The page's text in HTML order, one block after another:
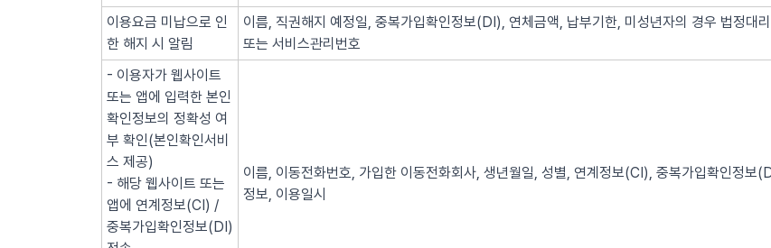
이용요금 미납으로 인
한 해지 시 알림
이름, 직권해지 예정일, 중복가입확인정보(DI), 연체금액, 납부기한, 미성년자의 경우 법정대
또는 서비스관리번호
- 이용자가 웹사이트
또는 앱에 입력한 본인
확인정보의 정확성 여
부 확인(본인확인서비
스 제공)
- 해당 웹사이트 또는
앱에 연계정보(CI) /
중복가입확인정보(DI)
이름, 이동전화번호, 가입한 이동전화회사, 생년월일, 성별, 연계정보(CI), 중복가입확인정보
정보, 이용일시